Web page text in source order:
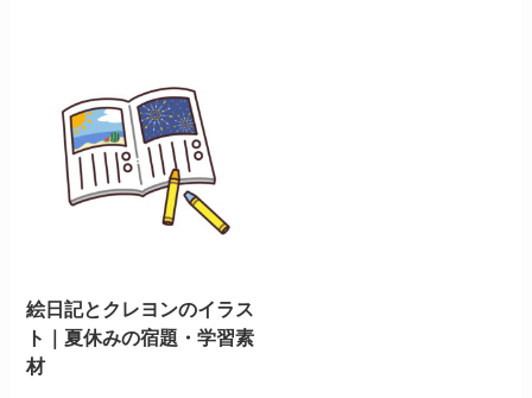
絵日記とクレヨンのイラス
ト｜夏休みの宿題・学習素
材